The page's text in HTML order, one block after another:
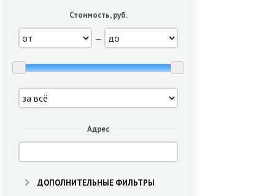
Стоимость, руб.
—
Адрес
ДОПОЛНИТЕЛЬНЫЕ ФИЛЬТРЫ